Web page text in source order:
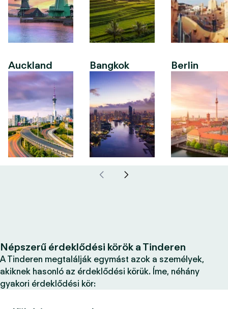
Auckland Bangkok Berlin
Népszerű érdeklődési körök a Tinderen
A Tinderen megtalálják egymást azok a személyek,
akiknek hasonló az érdeklődési körük. Íme, néhány
gyakori érdeklődési kör: